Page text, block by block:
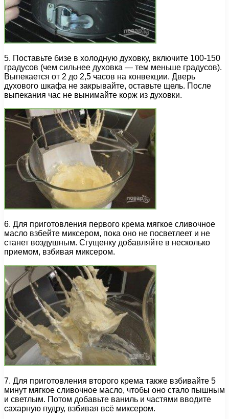
5. Поставьте бизе в холодную духовку, включите 100-150
градусов (чем сильнее духовка — тем меньше градусов).
Выпекается от 2 до 2,5 часов на конвекции. Дверь
духового шкафа не закрывайте, оставьте щель. После
выпекания час не вынимайте корж из духовки.
6. Для приготовления первого крема мягкое сливочное
масло взбейте миксером, пока оно не посветлеет и не
станет воздушным. Сгущенку добавляйте в несколько
приемом, взбивая миксером.
7. Для приготовления второго крема также взбивайте 5
минут мягкое сливочное масло, чтобы оно стало пышным
и светлым. Потом добавьте ваниль и частями вводите
сахарную пудру, взбивая всё миксером.